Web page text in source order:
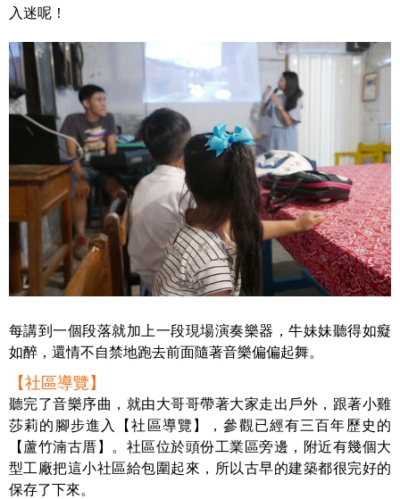
入迷呢！
每講到一個段落就加上一段現場演奏樂器，牛妹妹聽得如癡
如醉，還情不自禁地跑去前面隨著音樂偏偏起舞。
【社區導覽】
聽完了音樂序曲，就由大哥哥帶著大家走出戶外，跟著小雞
莎莉的腳步進入【社區導覽】，參觀已經有三百年歷史的
【蘆竹湳古厝】。社區位於頭份工業區旁邊，附近有幾個大
型工廠把這小社區給包圍起來，所以古早的建築都很完好的
保存了下來。